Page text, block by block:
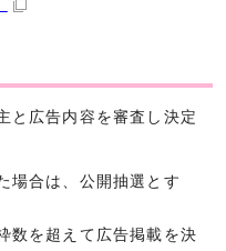
と広告内容を審査し決定
場合は、公開抽選とす
数を超えて広告掲載を決